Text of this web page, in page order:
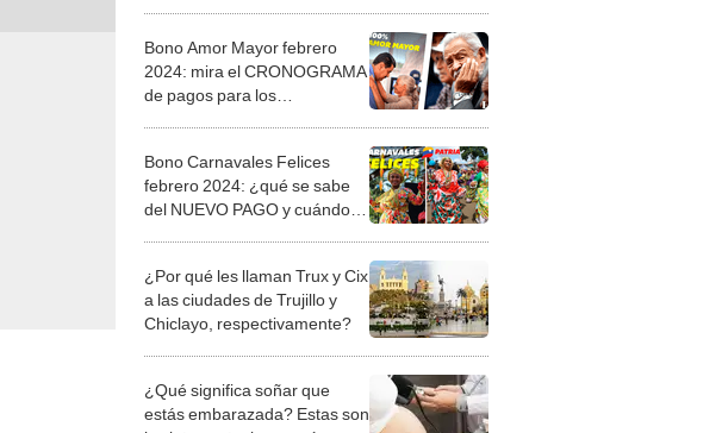
2024: mira el CRONOGRAMA
de pagos para los
pensionados
febrero 2024: ¿qué se sabe
del NUEVO PAGO y cuándo
llegaría por Patria?
a las ciudades de Trujillo y
Chiclayo, respectivamente?
estás embarazada? Estas son
las interpretaciones más